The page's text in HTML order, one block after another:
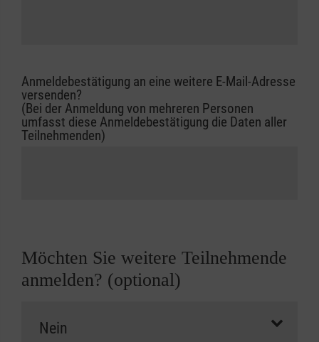
Anmeldebestätigung an eine weitere E-Mail-Adresse
versenden?
(Bei der Anmeldung von mehreren Personen
umfasst diese Anmeldebestätigung die Daten aller
Teilnehmenden)
Möchten Sie weitere Teilnehmende
anmelden? (optional)